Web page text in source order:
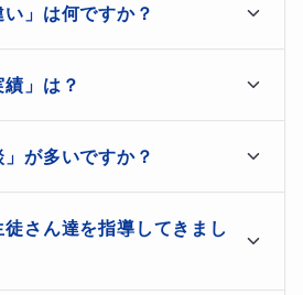
、他の子ども達よりもはやく学ぶ
情報を素早く吸収する能力が高
理能力を持っています。
なアイデアと高度な問題解決力
、物事を深く考えることができる
」は何ですか？
ソッド】により、
すい「スラスラ図解」が人気
ント画像」を毎回プレゼント
花させる「個別最適化学習」
「マイクロラーニング手法」
「インタラクティブ学習」
」は？
います。
だきます。
格率 97％以上
1200名以上
が多いですか？
います。
ます。
さん達を指導してきまし